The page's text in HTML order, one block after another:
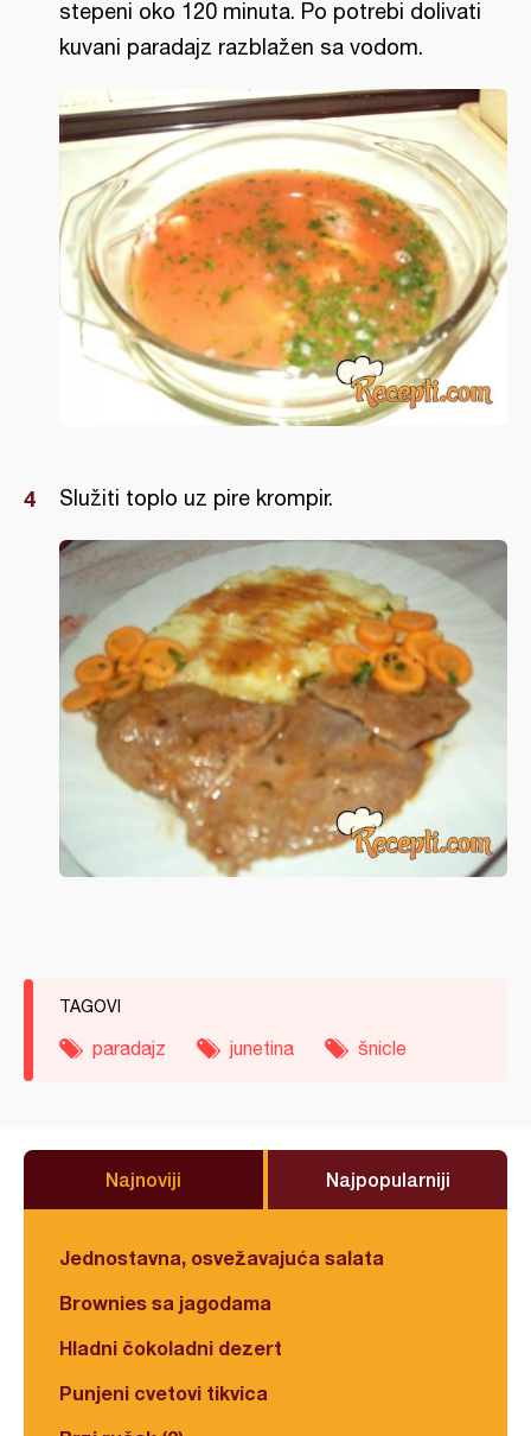
stepeni oko 120 minuta. Po potrebi dolivati
kuvani paradajz razblažen sa vodom.
Služiti toplo uz pire krompir.
TAGOVI
paradajz junetina šnicle
Najnoviji Najpopularniji
Jednostavna, osvežavajuća salata
Brownies sa jagodama
Hladni čokoladni dezert
Punjeni cvetovi tikvica